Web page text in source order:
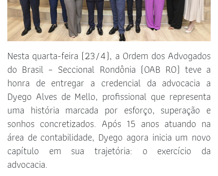
Nesta quarta-feira (23/4), a Ordem dos Advogados
do Brasil – Seccional Rondônia (OAB RO) teve a
honra de entregar a credencial da advocacia a
Dyego Alves de Mello, profissional que representa
uma história marcada por esforço, superação e
sonhos concretizados. Após 15 anos atuando na
área de contabilidade, Dyego agora inicia um novo
capítulo em sua trajetória: o exercício da
advocacia.